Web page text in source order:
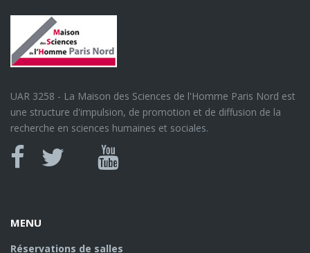
UAR 3258 - La Maison des Sciences de l'Homme Paris Nord est
une structure d'impulsion, de promotion et de diffusion de la
recherche en sciences humaines et sociales.
Canal
MENU
Réservations de salles